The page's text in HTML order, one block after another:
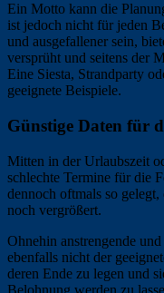
Ein Motto kann die
ist jedoch nicht für jeden
und ausgefallener sein,
versprüht und seitens der
Eine Siesta, Strandparty
geeignete Beispiele.
Günstige Daten für
Mitten in der Urlaubszeit
schlechte Termine für die
dennoch oftmals so
noch vergrößert.
Ohnehin anstrengende
ebenfalls nicht der
deren Ende zu legen und
Belohnung werden zu